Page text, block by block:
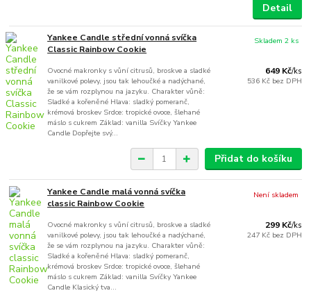
Detail
Yankee Candle střední vonná svíčka
Classic Rainbow Cookie
Ovocné makronky s vůní citrusů, broskve a sladké
vanilkové polevy, jsou tak lehoučké a nadýchané,
že se vám rozplynou na jazyku. Charakter vůně:
Sladké a kořeněné Hlava: sladký pomeranč,
krémová broskev Srdce: tropické ovoce, šlehané
máslo s cukrem Základ: vanilla Svíčky Yankee
Candle Dopřejte svý...
649 Kč/ks
536 Kč bez DPH
Skladem 2 ks
Přidat do košíku
Yankee Candle malá vonná svíčka
classic Rainbow Cookie
Ovocné makronky s vůní citrusů, broskve a sladké
vanilkové polevy, jsou tak lehoučké a nadýchané,
že se vám rozplynou na jazyku. Charakter vůně:
Sladké a kořeněné Hlava: sladký pomeranč,
krémová broskev Srdce: tropické ovoce, šlehané
máslo s cukrem Základ: vanilla Svíčky Yankee
Candle Klasický tva...
299 Kč/ks
247 Kč bez DPH
Není skladem